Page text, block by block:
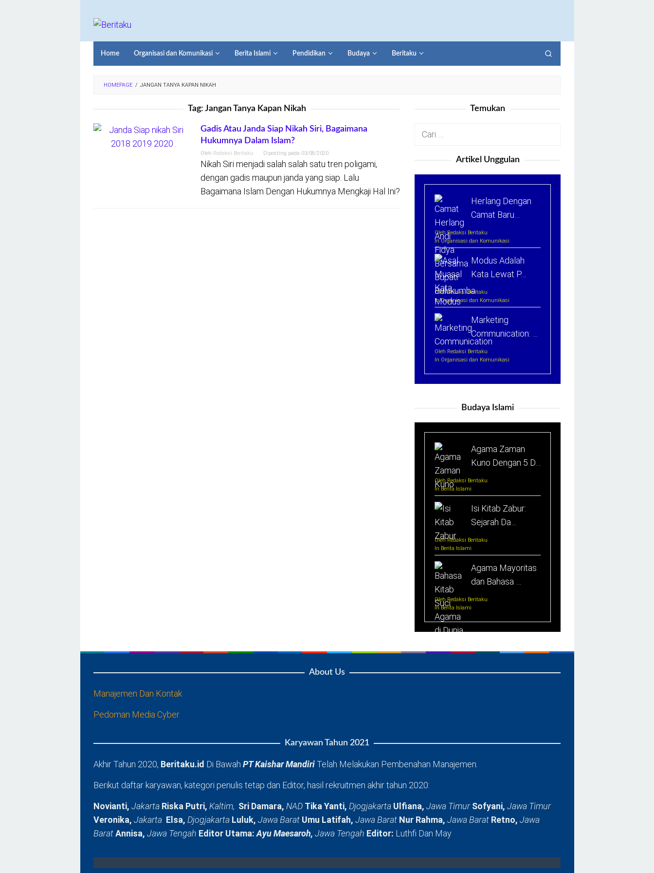
Home Organisasi dan Komunikasi Berita Islami Pendidikan Budaya Beritaku
HOMEPAGE / JANGAN TANYA KAPAN NIKAH
Tag: Jangan Tanya Kapan Nikah
Gadis Atau Janda Siap Nikah Siri, Bagaimana
Hukumnya Dalam Islam?
Oleh Redaksi Beritaku Diposting pada 03/08/2020
Nikah Siri menjadi salah salah satu tren poligami,
dengan gadis maupun janda yang siap. Lalu
Bagaimana Islam Dengan Hukumnya Mengkaji Hal Ini?
Temukan
Cari
Artikel Unggulan
Herlang Dengan
Camat Baru…
Oleh Redaksi Beritaku
In Organisasi dan Komunikasi
Modus Adalah
Kata Lewat P…
Oleh Redaksi Beritaku
In Organisasi dan Komunikasi
Marketing
Communication: …
Oleh Redaksi Beritaku
In Organisasi dan Komunikasi
Budaya Islami
Agama Zaman
Kuno Dengan 5 D…
Oleh Redaksi Beritaku
In Berita Islami
Isi Kitab Zabur:
Sejarah Da…
Oleh Redaksi Beritaku
In Berita Islami
Agama Mayoritas
dan Bahasa …
Oleh Redaksi Beritaku
In Berita Islami
About Us
Manajemen Dan Kontak
Pedoman Media Cyber
Karyawan Tahun 2021
Akhir Tahun 2020, Beritaku.id Di Bawah PT Kaishar MandiriTelah Melakukan Pembenahan Manajemen.
Berikut daftar karyawan, kategori penulis tetap dan Editor, hasil rekruitmen akhir tahun 2020:
Novianti, Jakarta Riska Putri, Kaltim, Sri Damara, NAD Tika Yanti, Djogjakarta Ulfiana, Jawa TimurSofyani, Jawa Timur
Veronika, Jakarta Elsa, Djogjakarta Luluk, Jawa Barat Umu Latifah, Jawa Barat Nur Rahma, Jawa Barat Retno, Jawa
BaratAnnisa, Jawa Tengah Editor Utama:Ayu Maesaroh, Jawa Tengah Editor: Luthfi Dan May